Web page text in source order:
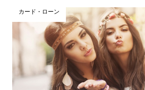
カード・ローン